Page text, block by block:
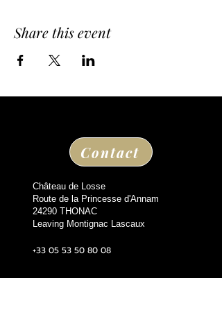
Share this event
Contact
Château de Losse
Route de la Princesse d'Annam
24290 THONAC
Leaving Montignac Lascaux
+33 05 53 50 80 08